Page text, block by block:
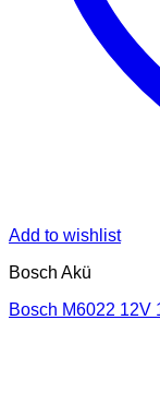
Add to wishlist
Bosch Akü
Bosch M6022 12V